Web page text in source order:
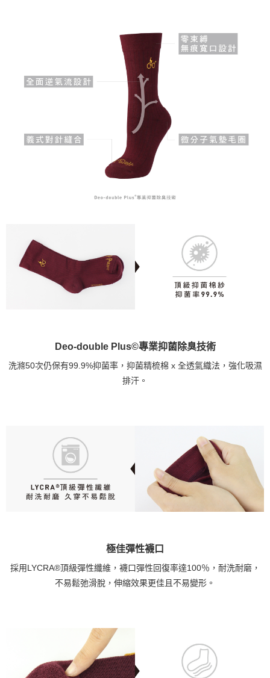
Deo-double Plus©專業抑菌除臭技術
洗滌50次仍保有99.9%抑菌率，抑菌精梳棉 x 全透氣織法，強化吸濕
排汗。
極佳彈性襪口
採用LYCRA®頂級彈性纖維，襪口彈性回復率達100％，耐洗耐磨，
不易鬆弛滑脫，伸縮效果更佳且不易變形。